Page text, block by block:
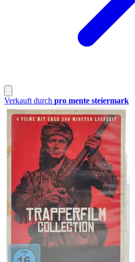
Verkauft durch pro mente steiermark